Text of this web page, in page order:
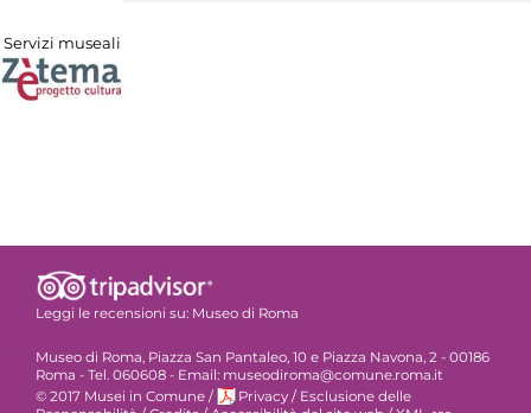
Servizi museali
Leggi le recensioni su: Museo di Roma
Museo di Roma, Piazza San Pantaleo, 10 e Piazza Navona, 2 - 00186
Roma - Tel. 060608 - Email: museodiroma@comune.roma.it
© 2017 Musei in Comune / Privacy / Esclusione delle